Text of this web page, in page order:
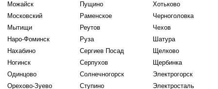
Можайск
Московский
Мытищи
Наро-Фоминск
Нахабино
Ногинск
Одинцово
Орехово-Зуево
Пущино
Раменское
Реутов
Руза
Сергиев Посад
Серпухов
Солнечногорск
Ступино
Хотьково
Черноголовка
Чехов
Шатура
Щелково
Щербинка
Электрогорск
Электросталь